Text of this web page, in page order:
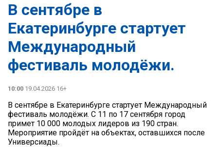
В сентябре в
Екатеринбурге стартует
Международный
фестиваль молодёжи.
10:00 19.04.2026 16+
В сентябре в Екатеринбурге стартует Международный
фестиваль молодёжи. С 11 по 17 сентября город
примет 10 000 молодых лидеров из 190 стран.
Мероприятие пройдёт на объектах, оставшихся после
Универсиады.